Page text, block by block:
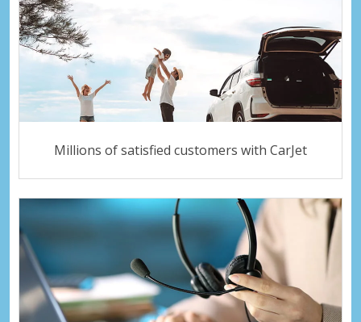
Millions of satisfied customers with CarJet